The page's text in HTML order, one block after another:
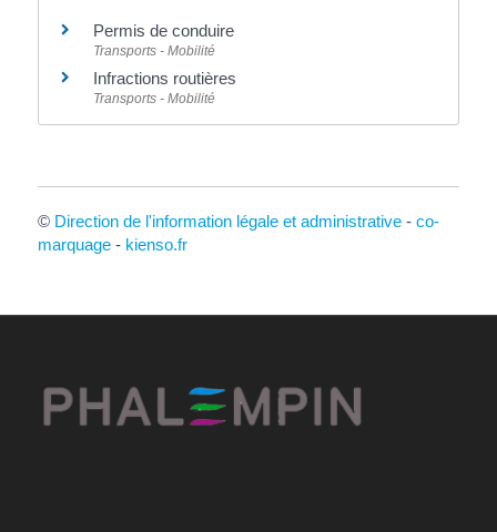
Permis de conduire
Transports - Mobilité
Infractions routières
Transports - Mobilité
© Direction de l'information légale et administrative- co-
marquage- kienso.fr